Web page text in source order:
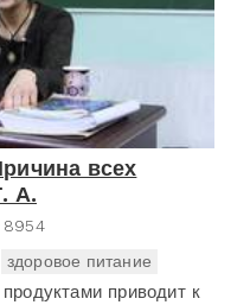
всех
А.
здоровое питание
приводит к